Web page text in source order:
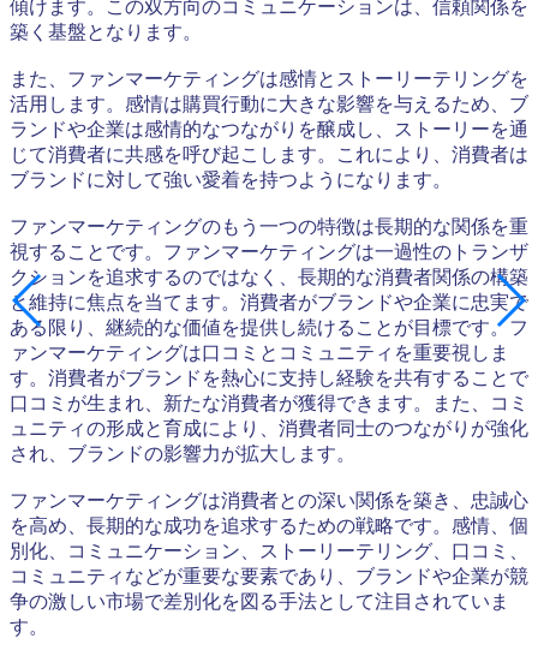
傾けます。この双方向のコミュニケーションは、信頼関係を
築く基盤となります。
また、ファンマーケティングは感情とストーリーテリングを
活用します。感情は購買行動に大きな影響を与えるため、ブ
ランドや企業は感情的なつながりを醸成し、ストーリーを通
じて消費者に共感を呼び起こします。これにより、消費者は
ブランドに対して強い愛着を持つようになります。
ファンマーケティングのもう一つの特徴は長期的な関係を重
視することです。ファンマーケティングは一過性のトランザ
クションを追求するのではなく、長期的な消費者関係の構築
と維持に焦点を当てます。消費者がブランドや企業に忠実で
ある限り、継続的な価値を提供し続けることが目標です。フ
ァンマーケティングは口コミとコミュニティを重要視しま
す。消費者がブランドを熱心に支持し経験を共有することで
口コミが生まれ、新たな消費者が獲得できます。また、コミ
ュニティの形成と育成により、消費者同士のつながりが強化
され、ブランドの影響力が拡大します。
ファンマーケティングは消費者との深い関係を築き、忠誠心
を高め、長期的な成功を追求するための戦略です。感情、個
別化、コミュニケーション、ストーリーテリング、口コミ、
コミュニティなどが重要な要素であり、ブランドや企業が競
争の激しい市場で差別化を図る手法として注目されていま
す。